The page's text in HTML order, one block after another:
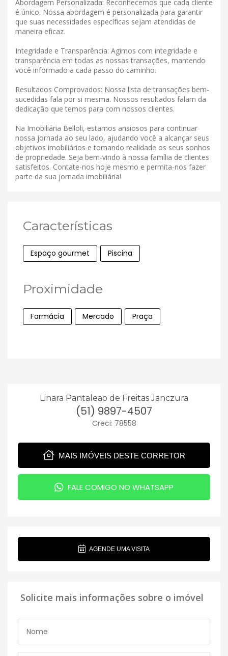
Abordagem Personalizada: Reconhecemos que cada cliente
é único. Nossa abordagem é personalizada para garantir
que suas necessidades específicas sejam atendidas de
maneira eficaz.
Integridade e Transparência: Agimos com integridade e
transparência em todas as nossas transações, mantendo
você informado a cada passo do caminho.
Resultados Comprovados: Nossa lista de transações bem-
sucedidas fala por si mesma. Nossos resultados falam da
dedicação que temos para com nossos clientes.
Na Imobiliária Belloli, estamos ansiosos para continuar
nossa jornada ao seu lado, ajudando você a alcançar seus
objetivos imobiliários e tornando realidade os seus sonhos
de propriedade. Seja bem-vindo à nossa família de clientes
satisfeitos. Contate-nos hoje mesmo e permita-nos fazer
parte da sua jornada imobiliária!
Características
Espaço gourmet Piscina
Proximidade
Farmácia Mercado Praça
Linara Pantaleao de Freitas Janczura
(51) 9897-4507
Creci: 78558
MAIS IMÓVEIS DESTE CORRETOR
FALE COMIGO NO WHATSAPP
AGENDE UMA VISITA
Solicite mais informações sobre o imóvel